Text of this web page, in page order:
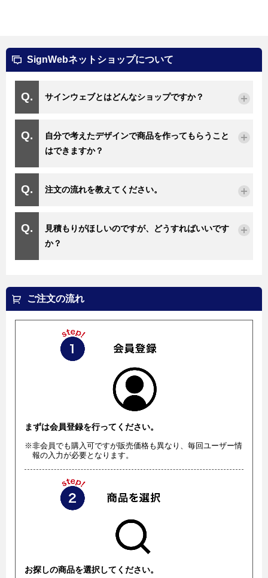
SignWebネットショップについて
サインウェブとはどんなショップですか？
自分で考えたデザインで商品を作ってもらうこと
はできますか？
注文の流れを教えてください。
見積もりがほしいのですが、どうすればいいです
か？
ご注文の流れ
まずは会員登録を行ってください。
※非会員でも購入可ですが販売価格も異なり、毎回ユーザー情
報の入力が必要となります。
お探しの商品を選択してください。